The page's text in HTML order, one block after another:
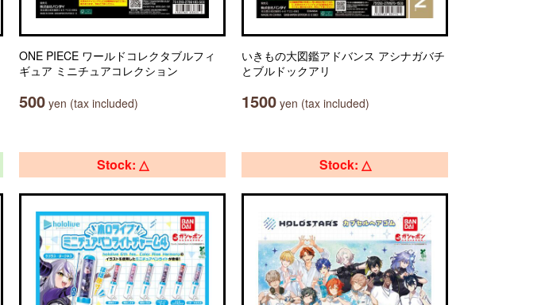
ONE PIECE ワールドコレクタブルフィ
ギュア ミニチュアコレクション
500 yen (tax included)
いきもの大図鑑アドバンス アシナガバチ
とブルドックアリ
1500 yen (tax included)
Stock: △ Stock: △